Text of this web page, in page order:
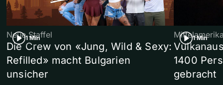
1 Min
Neue Staffel
Die Crew von «Jung, Wild & Sexy:
Refilled» macht Bulgarien
unsicher
1 Min
1400
gebracht